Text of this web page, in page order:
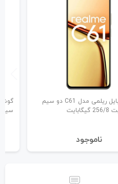
گوشی موبایل ریلمی مدل C61 دو سیم
نا‌موجود
سیم